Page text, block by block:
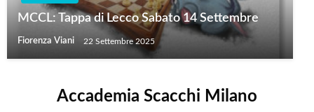
MCCL: Tappa di Lecco Sabato 14 Settembre
Fiorenza Viani 22 Settembre 2025
Accademia Scacchi Milano